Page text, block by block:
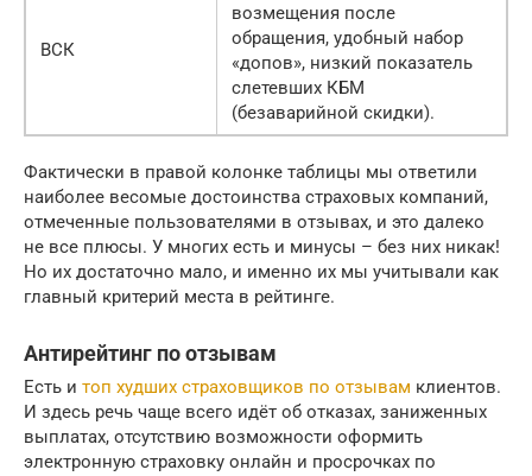
ВСК
возмещения после
обращения, удобный набор
«допов», низкий показатель
слетевших КБМ
(безаварийной скидки).
Фактически в правой колонке таблицы мы ответили
наиболее весомые достоинства страховых компаний,
отмеченные пользователями в отзывах, и это далеко
не все плюсы. У многих есть и минусы – без них никак!
Но их достаточно мало, и именно их мы учитывали как
главный критерий места в рейтинге.
Антирейтинг по отзывам
Есть и топ худших страховщиков по отзывам клиентов.
И здесь речь чаще всего идёт об отказах, заниженных
выплатах, отсутствию возможности оформить
электронную страховку онлайн и просрочках по